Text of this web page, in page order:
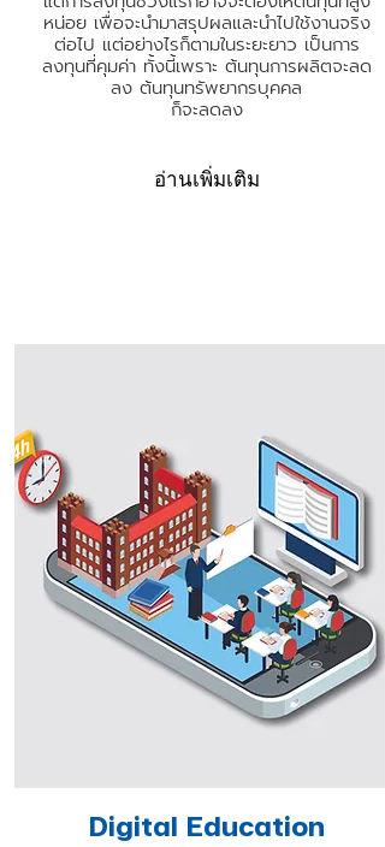
หน่อย เพื่อจะนำมาสรุปผลและนำไปใช้งานจริง
ต่อไป แต่อย่างไรก็ตามในระยะยาว เป็นการ
ลงทุนที่คุมค่า ทั้งนี้เพราะ ต้นทุนการผลิตจะลด
ลง ต้นทุนทรัพยากรบุคคล
ก็จะลดลง
อ่านเพิ่มเติม
Digital Education